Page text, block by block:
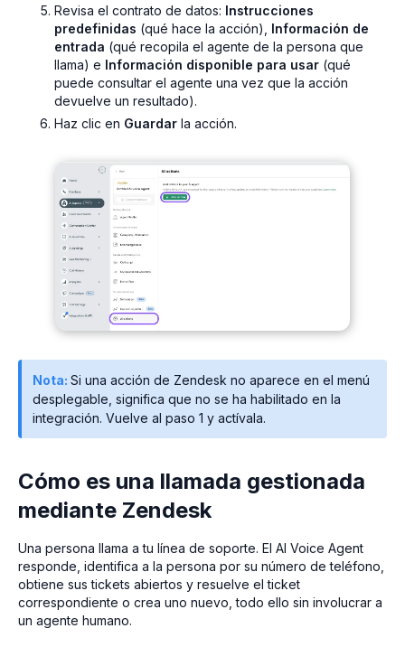
Revisa el contrato de datos: Instrucciones
predefinidas (qué hace la acción), Información de
entrada (qué recopila el agente de la persona que
llama) e Información disponible para usar (qué
puede consultar el agente una vez que la acción
devuelve un resultado).
Haz clic en Guardar la acción.
Nota: Si una acción de Zendesk no aparece en el menú
desplegable, significa que no se ha habilitado en la
integración. Vuelve al paso 1 y actívala.
Cómo es una llamada gestionada
mediante Zendesk
Una persona llama a tu línea de soporte. El AI Voice Agent
responde, identifica a la persona por su número de teléfono,
obtiene sus tickets abiertos y resuelve el ticket
correspondiente o crea uno nuevo, todo ello sin involucrar a
un agente humano.